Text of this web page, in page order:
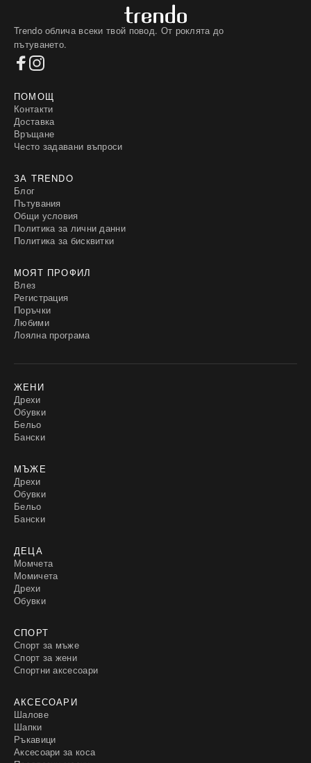
Trendo облича всеки твой повод. От роклята до
пътуването.
ПОМОЩ
Контакти
Доставка
Връщане
Често задавани въпроси
ЗА TRENDO
Блог
Пътувания
Общи условия
Политика за лични данни
Политика за бисквитки
МОЯТ ПРОФИЛ
Влез
Регистрация
Поръчки
Любими
Лоялна програма
ЖЕНИ
Дрехи
Обувки
Бельо
Бански
МЪЖЕ
Дрехи
Обувки
Бельо
Бански
ДЕЦА
Момчета
Момичета
Дрехи
Обувки
СПОРТ
Спорт за мъже
Спорт за жени
Спортни аксесоари
АКСЕСОАРИ
Шалове
Шапки
Ръкавици
Аксесоари за коса